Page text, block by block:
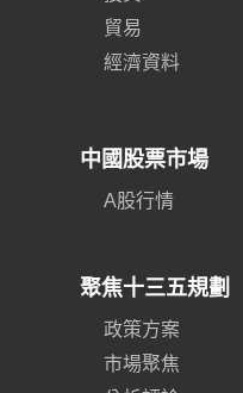
貿易
經濟資料
中國股票市場
A股行情
聚焦十三五規劃
政策方案
市場聚焦